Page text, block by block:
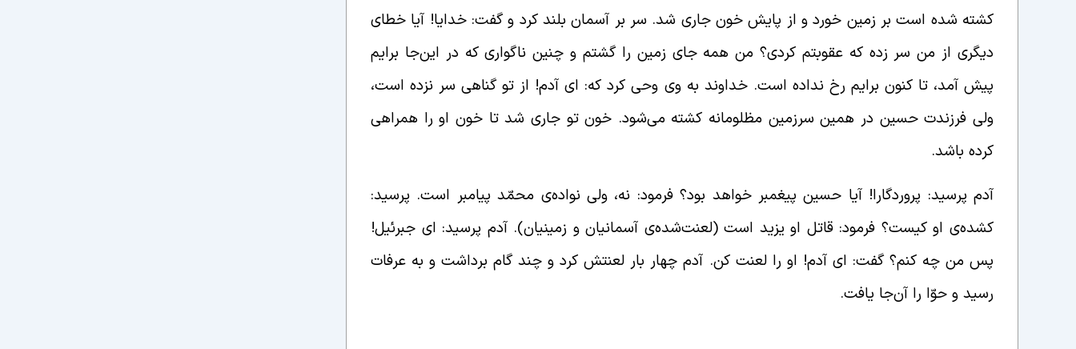
کشته شده است بر زمین خورد و از پایش خون جاری شد. سر بر آسمان بلند کرد و گفت: خدایا! آیا خطای
دیگری از من سر زده که عقوبتم کردی؟ من همه جای زمین را گشتم و چنین ناگواری که در این‌جا برایم
پیش آمد، تا کنون برایم رخ نداده است. خداوند به وی وحی کرد که: ای آدم! از تو گناهی سر نزده است،
ولی فرزندت حسین در همین سرزمین مظلومانه کشته می‌شود. خون تو جاری شد تا خون او را همراهی
کرده باشد.
آدم پرسید: پروردگارا! آیا حسین پیغمبر خواهد بود؟ فرمود: نه، ولی نواده‌ی محمّد پیامبر است. پرسید:
کشده‌ی او کیست؟ فرمود: قاتل او یزید است (لعنت‌شده‌ی آسمانیان و زمینیان). آدم پرسید: ای جبرئیل!
پس من چه کنم؟ گفت: ای آدم! او را لعنت کن. آدم چهار بار لعنتش کرد و چند گام برداشت و به عرفات
رسید و حوّا را آن‌جا یافت.